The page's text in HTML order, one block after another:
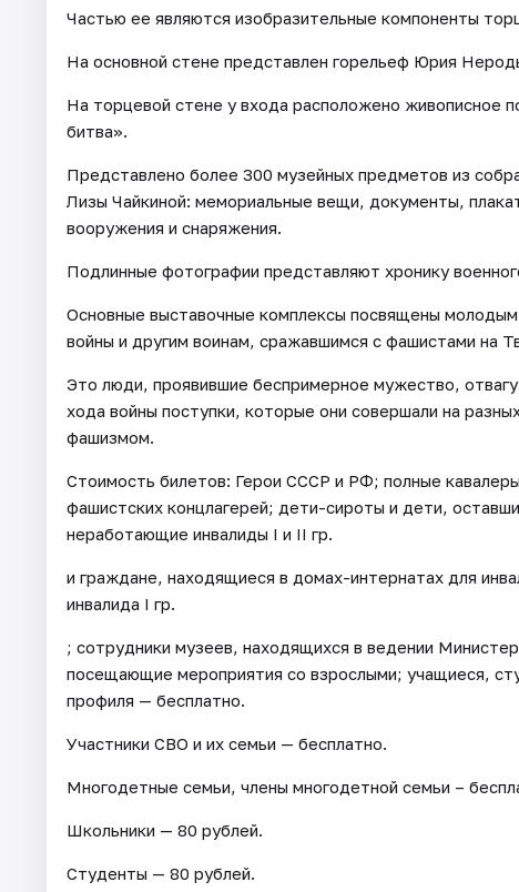
Частью ее являются изобразительные компоненты
На основной стене представлен горельеф Юрия
На торцевой стене у входа расположено живописное
битва».
Представлено более 300 музейных предметов из
Лизы Чайкиной: мемориальные вещи, документы,
вооружения и снаряжения.
Подлинные фотографии представляют хронику
Основные выставочные комплексы посвящены
войны и другим воинам, сражавшимся с фашистами на
Это люди, проявившие беспримерное мужество,
хода войны поступки, которые они совершали на
фашизмом.
Стоимость билетов: Герои СССР и РФ; полные
фашистских концлагерей; дети-сироты и дети,
неработающие инвалиды I и II гр.
и граждане, находящиеся в домах-интернатах для
инвалида I гр.
; сотрудники музеев, находящихся в ведении
посещающие мероприятия со взрослыми; учащиеся,
профиля — бесплатно.
Участники СВО и их семьи — бесплатно.
Многодетные семьи, члены многодетной семьи –
Школьники — 80 рублей.
Студенты — 80 рублей.